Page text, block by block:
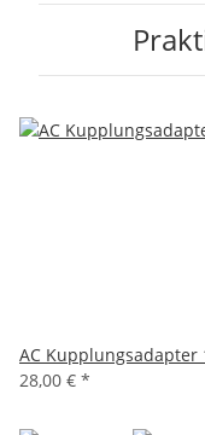
AC Kupplungsadapter
28,00 € *